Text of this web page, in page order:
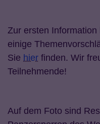
Zur ersten
einige
Sie hier finden. Wir
Teilnehmende!
Auf dem Foto sind